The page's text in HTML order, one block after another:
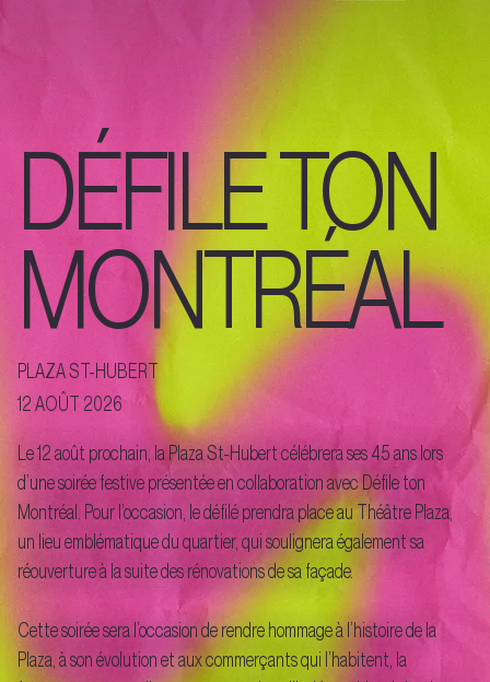
12 AOÛT 2026
PLAZA ST-HUBERT
DÉFILE TON
MONTRÉAL
Le 12 août prochain, la Plaza St-Hubert célébrera ses 45 ans lors
d’une soirée festive présentée en collaboration avec Défile ton
Montréal. Pour l’occasion, le défilé prendra place au Théâtre Plaza,
un lieu emblématique du quartier, qui soulignera également sa
réouverture à la suite des rénovations de sa façade.
Cette soirée sera l’occasion de rendre hommage à l’histoire de la
Plaza, à son évolution et aux commerçants qui l’habitent, la